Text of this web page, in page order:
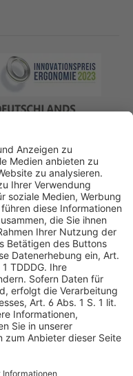
Impressum
Compliance